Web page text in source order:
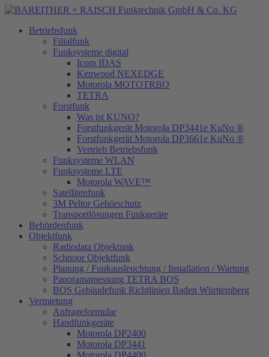
Betriebsfunk
Filialfunk
Funksysteme digital
Icom IDAS
Kenwood NEXEDGE
Motorola MOTOTRBO
TETRA
Forstfunk
Was ist KUNO?
Forstfunkgerät Motorola DP3441e KuNo ®
Forstfunkgerät Motorola DP3661e KuNo ®
Vertrieb Betriebsfunk
Funksysteme WLAN
Funksysteme LTE
Motorola WAVE™
Satellitenfunk
3M Peltor Gehörschutz
Transportlösungen Funkgeräte
Behördenfunk
Objektfunk
Radiodata Objektunk
Schnoor Objektfunk
Planung / Funkausleuchtung / Installation / Wartung
Panoramamessung TETRA BOS
BOS Gebäudefunk Richtlinien Baden Württemberg
Vermietung
Anfrageformular
Handfunkgeräte
Motorola DP2400
Motorola DP3441
Motorola DP4400